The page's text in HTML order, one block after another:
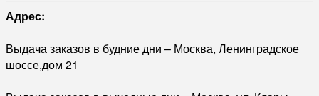
Адрес:
Выдача заказов в будние дни – Москва, Ленинградское
шоссе,дом 21